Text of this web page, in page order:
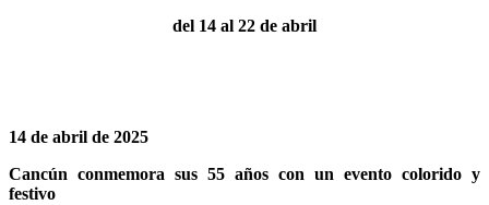
del 14 al 22 de abril
14 de abril de 2025
Cancún conmemora sus 55 años con un evento colorido y
festivo